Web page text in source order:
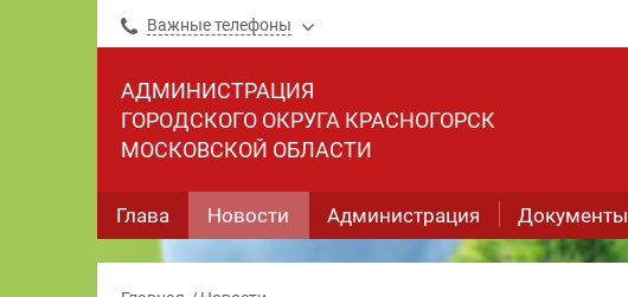
Важные телефоны
АДМИНИСТРАЦИЯ
ГОРОДСКОГО ОКРУГА КРАСНОГОРСК
МОСКОВСКОЙ ОБЛАСТИ
Глава Новости Администрация Документы